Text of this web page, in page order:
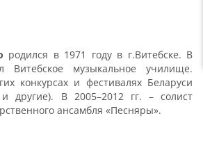
родился в 1971 году в г.Витебске. В
Витебское музыкальное училище.
конкурсах и фестивалях Беларуси
другие). В 2005–2012 гг. – солист
ансамбля «Песняры».